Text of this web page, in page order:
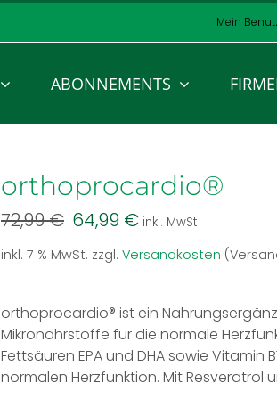
Mein
ABONNEMENTS
orthoprocardio®
72,99€ Ursprünglicher
war:
64,99 €Aktueller
ist:
inkl. MwSt
inkl. 7 % MwSt. zzgl. Versandkosten
orthoprocardio® ist ein
Mikronährstoffe für die normale
Fettsäuren EPA und DHA sowie Vitamin
normalen Herzfunktion. Mit Resveratrol